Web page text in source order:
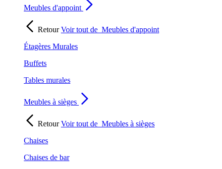
Meubles d'appoint
RetourVoir tout de Meubles d'appoint
Étagères Murales
Buffets
Tables murales
Meubles à sièges
RetourVoir tout de Meubles à sièges
Chaises
Chaises de bar